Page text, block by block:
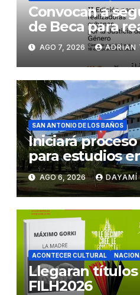
Convocan a
de Beca para
mayores de 50
AGO 7, 2026 ADRIAN
SAN ANTONIO DE LOS BAÑOS
Iniciará
para estudios
de Ciencias
AGO 6, 2026 DAYAMÍ
ACONTECER CULTURAL
Llegaran títulos
FILH2026